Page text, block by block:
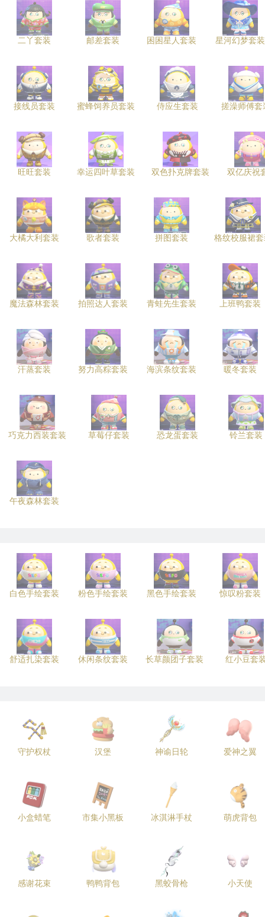
二丫套装 邮差套装 困困星人套装 星河幻梦套装
接线员套装 蜜蜂饲养员套装 侍应生套装 搓澡师傅套
旺旺套装 幸运四叶草套装 双色扑克牌套装 双亿庆祝
大橘大利套装 歌者套装 拼图套装 格纹校服裙
魔法森林套装 拍照达人套装 青蛙先生套装 上班鸭套装
汗蒸套装 努力高粽套装 海滨条纹套装 暖冬套装
巧克力西装套装 草莓仔套装 恐龙蛋套装 铃兰套装
午夜森林套装
白色手绘套装 粉色手绘套装 黑色手绘套装 惊叹粉套装
舒适扎染套装 休闲条纹套装 长草颜团子套装 红小豆套
守护权杖 汉堡 神谕日轮 爱神之翼
小盒蜡笔 市集小黑板 冰淇淋手杖 萌虎背包
感谢花束 鸭鸭背包 黑蛟骨枪 小天使